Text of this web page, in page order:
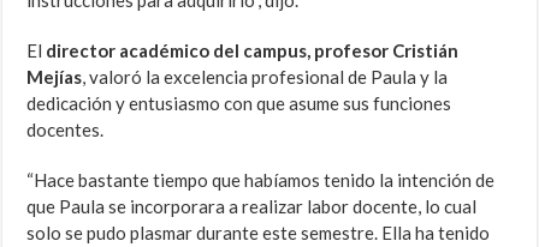
El director académico del campus, profesor Cristián
Mejías, valoró la excelencia profesional de Paula y la
dedicación y entusiasmo con que asume sus funciones
docentes.
“Hace bastante tiempo que habíamos tenido la intención de
que Paula se incorporara a realizar labor docente, lo cual
solo se pudo plasmar durante este semestre. Ella ha tenido